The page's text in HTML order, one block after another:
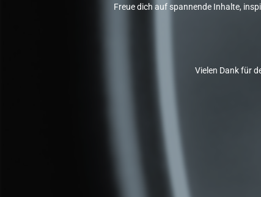
Freue dich auf spannende Inhalte,
Vielen Dank für